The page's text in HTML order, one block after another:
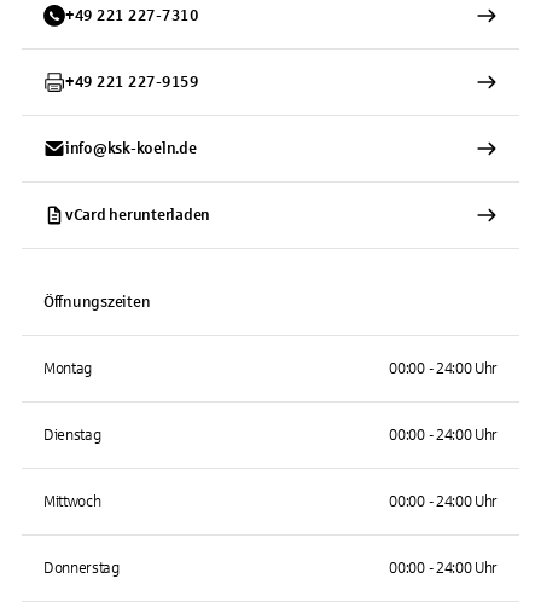
+49 221 227-7310
+49 221 227-9159
info@ksk-koeln.de
vCard herunterladen
Öffnungszeiten
Montag 00:00 - 24:00 Uhr
Dienstag 00:00 - 24:00 Uhr
Mittwoch 00:00 - 24:00 Uhr
Donnerstag 00:00 - 24:00 Uhr